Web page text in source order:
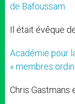
de Bafoussam
Il était évêque
Académie pour
« membres
Chris Gastmans